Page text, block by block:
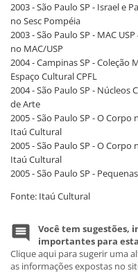
2003 - São Paulo SP - Israel e
no Sesc Pompéia
2003 - São Paulo SP - MAC
no MAC/USP
2004 - Campinas SP -
Espaço Cultural CPFL
2004 - São Paulo SP -
de Arte
2005 - São Paulo SP - O
Itaú Cultural
2005 - São Paulo SP - O
Itaú Cultural
2005 - São Paulo SP -
Fonte: Itaú Cultural
Você tem sugestões,
importantes para
Clique aqui para sugerir uma
as informações expostas no